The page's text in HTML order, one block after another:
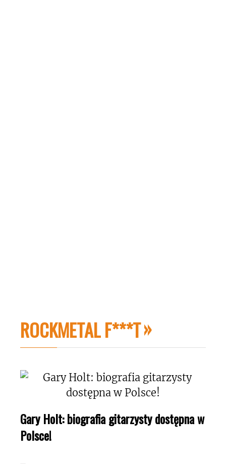
ROCKMETAL F***T
Gary Holt: biografia gitarzysty dostępna w
Polsce!